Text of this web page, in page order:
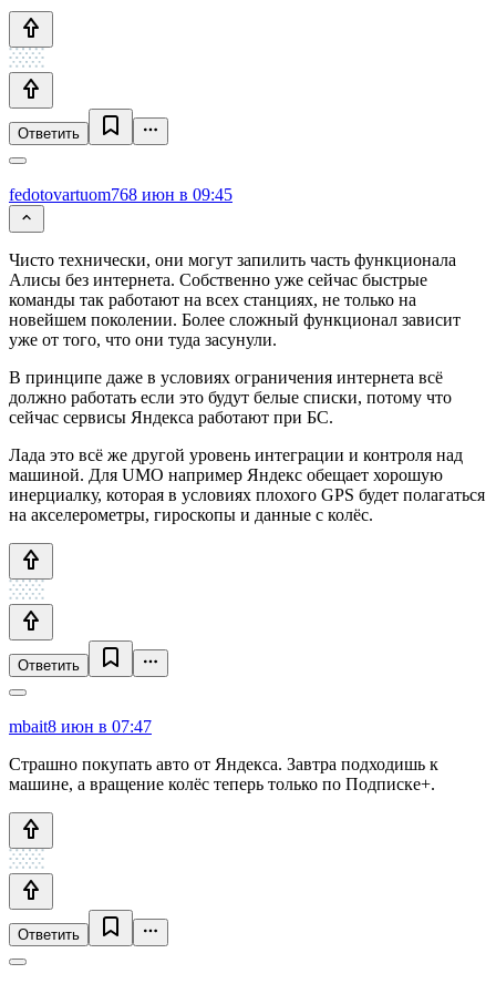
Ответить
fedotovartuom768 июн в 09:45
Чисто технически, они могут запилить часть функционала
Алисы без интернета. Собственно уже сейчас быстрые
команды так работают на всех станциях, не только на
новейшем поколении. Более сложный функционал зависит
уже от того, что они туда засунули.
В принципе даже в условиях ограничения интернета всё
должно работать если это будут белые списки, потому что
сейчас сервисы Яндекса работают при БС.
Лада это всё же другой уровень интеграции и контроля над
машиной. Для UMO например Яндекс обещает хорошую
инерциалку, которая в условиях плохого GPS будет полагаться
на акселерометры, гироскопы и данные с колёс.
Ответить
mbait8 июн в 07:47
Страшно покупать авто от Яндекса. Завтра подходишь к
машине, а вращение колёс теперь только по Подписке+.
Ответить